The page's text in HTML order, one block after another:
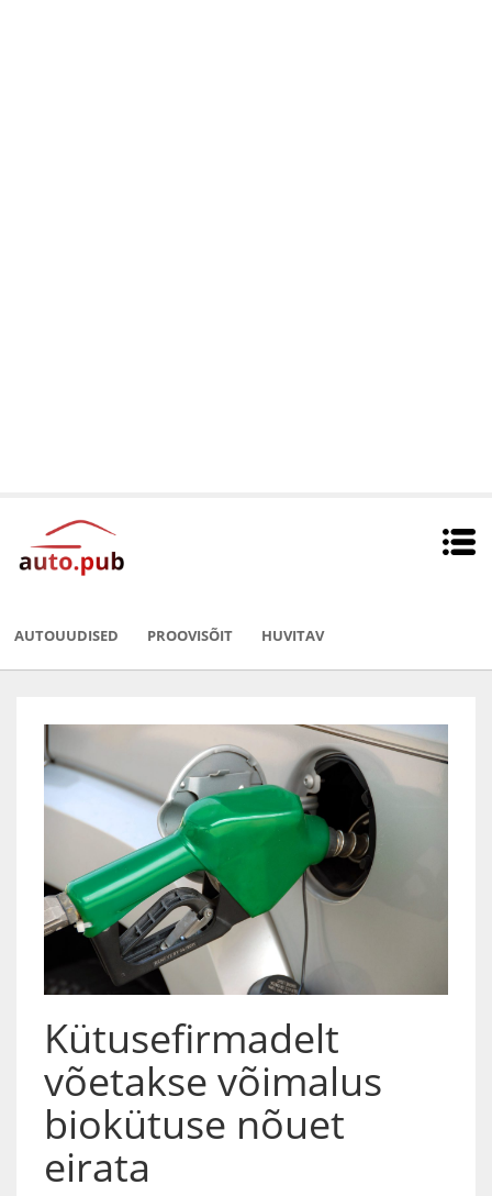
AUTOUUDISED PROOVISÕIT HUVITAV
Kütusefirmadelt
võetakse võimalus
biokütuse nõuet
eirata